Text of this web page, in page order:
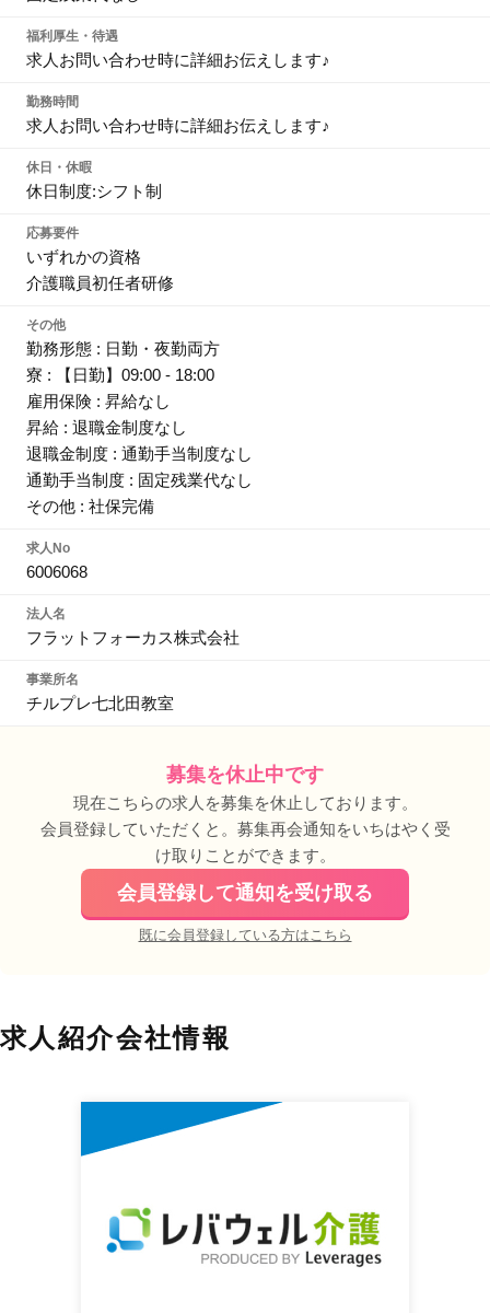
福利厚生・待遇
求人お問い合わせ時に詳細お伝えします♪
勤務時間
求人お問い合わせ時に詳細お伝えします♪
休日・休暇
休日制度:シフト制
応募要件
いずれかの資格
介護職員初任者研修
その他
勤務形態 : 日勤・夜勤両方
寮 : 【日勤】09:00 - 18:00
雇用保険 : 昇給なし
昇給 : 退職金制度なし
退職金制度 : 通勤手当制度なし
通勤手当制度 : 固定残業代なし
その他 : 社保完備
求人No
6006068
法人名
フラットフォーカス株式会社
事業所名
チルプレ七北田教室
募集を休止中です
現在こちらの求人を募集を休止しております。
会員登録していただくと。募集再会通知をいちはやく受
け取りことができます。
会員登録して通知を受け取る
既に会員登録している方はこちら
求人紹介会社情報